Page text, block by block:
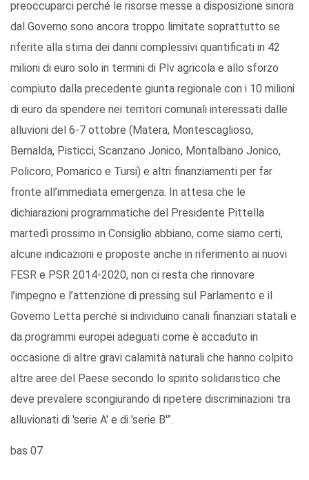
preoccuparci perché le risorse messe a disposizione sinora
dal Governo sono ancora troppo limitate soprattutto se
riferite alla stima dei danni complessivi quantificati in 42
milioni di euro solo in termini di Plv agricola e allo sforzo
compiuto dalla precedente giunta regionale con i 10 milioni
di euro da spendere nei territori comunali interessati dalle
alluvioni del 6-7 ottobre (Matera, Montescaglioso,
Bernalda, Pisticci, Scanzano Jonico, Montalbano Jonico,
Policoro, Pomarico e Tursi) e altri finanziamenti per far
fronte all’immediata emergenza. In attesa che le
dichiarazioni programmatiche del Presidente Pittella
martedì prossimo in Consiglio abbiano, come siamo certi,
alcune indicazioni e proposte anche in riferimento ai nuovi
FESR e PSR 2014-2020, non ci resta che rinnovare
l’impegno e l’attenzione di pressing sul Parlamento e il
Governo Letta perché si individuino canali finanziari statali e
da programmi europei adeguati come è accaduto in
occasione di altre gravi calamità naturali che hanno colpito
altre aree del Paese secondo lo spirito solidaristico che
deve prevalere scongiurando di ripetere discriminazioni tra
alluvionati di 'serie A' e di 'serie B'”.
bas 07